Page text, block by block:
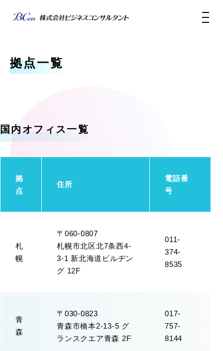
拠点一覧
国内オフィス一覧
拠
点
住所
電話番
号
札
幌
〒060-0807
札幌市北区北7条西4-
3-1 新北海道ビルヂン
グ 12F
011-
374-
8535
青
森
〒030-0823
青森市橋本2-13-5 グ
ランスクエア青森 2F
017-
757-
8144